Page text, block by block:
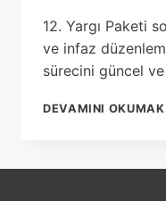
12. Yargı Paketi
ve infaz
sürecini güncel
DEVAMINI